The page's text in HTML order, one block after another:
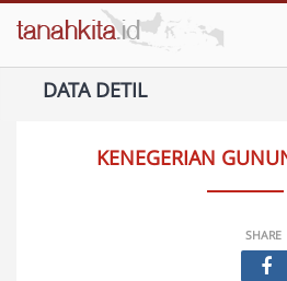
DATA DETIL
KENEGERIAN
SHARE